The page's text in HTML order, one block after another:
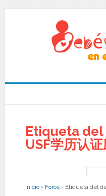
Etiqueta del
USF学历认
Inicio › Foros › Etiqueta del